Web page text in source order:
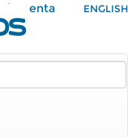
Mi Cuenta ENGLISH